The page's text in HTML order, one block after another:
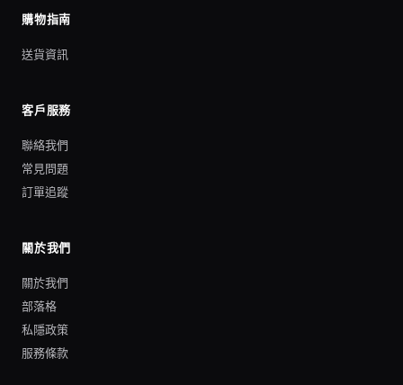
購物指南
送貨資訊
客戶服務
聯絡我們
常見問題
訂單追蹤
關於我們
關於我們
部落格
私隱政策
服務條款